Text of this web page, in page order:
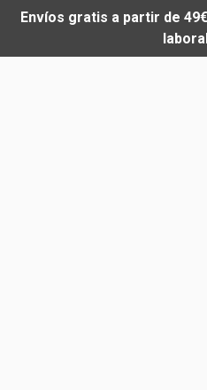
Envíos gratis a partir de